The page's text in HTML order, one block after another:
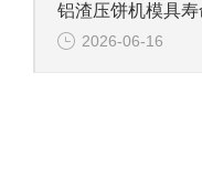
2026-06-16